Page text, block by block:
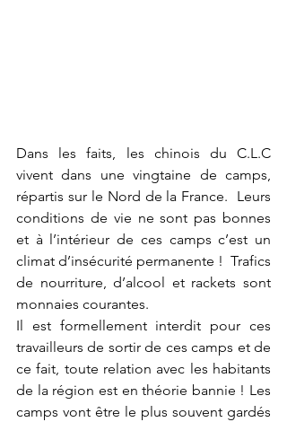
Dans les faits, les chinois du C.L.C
vivent dans une vingtaine de camps,
répartis sur le Nord de la France.  Leurs
conditions de vie ne sont pas bonnes
et à l’intérieur de ces camps c’est un
climat d’insécurité permanente !  Trafics
de nourriture, d’alcool et rackets sont
monnaies courantes.
Il est formellement interdit pour ces
travailleurs de sortir de ces camps et de
ce fait, toute relation avec les habitants
de la région est en théorie bannie ! Les
camps vont être le plus souvent gardés